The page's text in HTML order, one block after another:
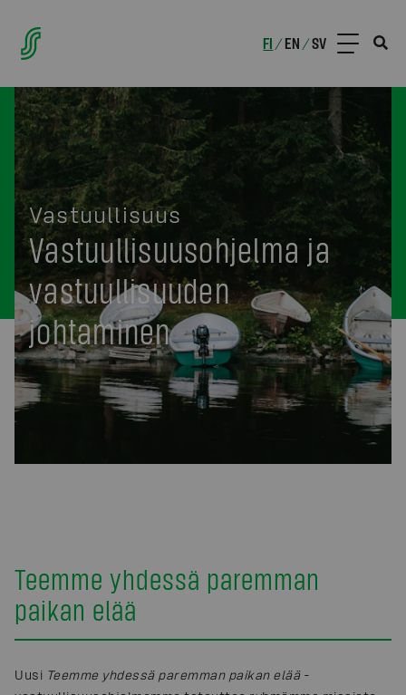
FI /EN /SV
Vastuullisuus
Vastuullisuusohjelma ja
vastuullisuuden
johtaminen
Teemme yhdessä paremman
paikan elää
Uusi Teemme yhdessä paremman paikan elää-